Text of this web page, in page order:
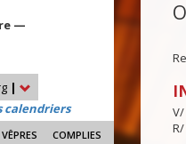
—
|
calendriers
VÊPRES COMPLIES